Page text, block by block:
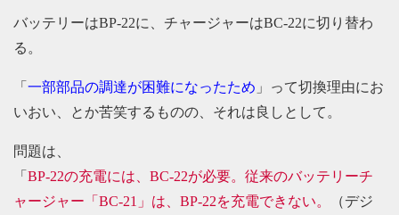
バッテリーはBP-22に、チャージャーはBC-22に切り替わ
る。
「 一部部品の調達が困難になったため 」って切換理由にお
いおい、とか苦笑するものの、それは良しとして。
問題は、
「 BP-22の充電には、BC-22が必要。従来のバッテリーチ
ャージャー「BC-21」は、BP-22を充電できない。
（デジ